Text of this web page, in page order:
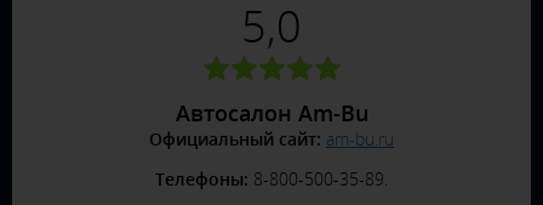
5,0
Автосалон Am-Bu
Официальный сайт: am-bu.ru
Телефоны: 8-800-500-35-89.